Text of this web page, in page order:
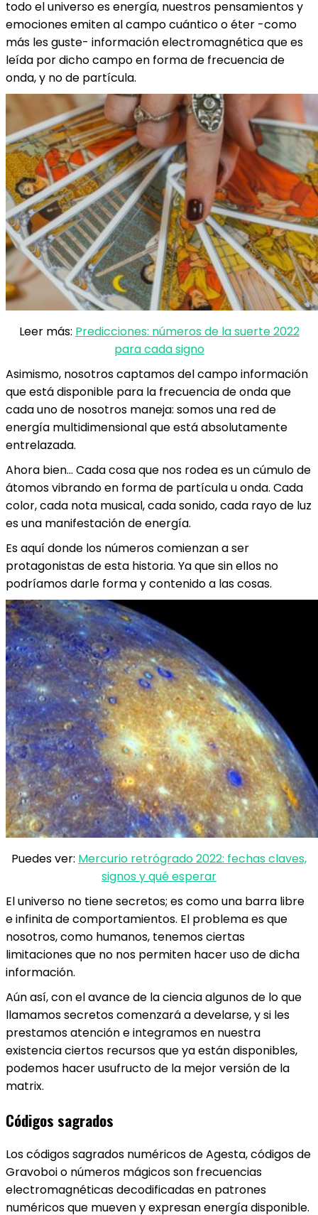
todo el universo es energía, nuestros pensamientos y
emociones emiten al campo cuántico o éter -como
más les guste- información electromagnéticaque es
leída por dicho campo en forma de frecuencia de
onda, y no de partícula.
Leer más: Predicciones: números de la suerte 2022
para cada signo
Asimismo, nosotros captamos del campo información
que está disponible para la frecuencia de onda que
cada uno de nosotros maneja: somos una red de
energía multidimensional que está absolutamente
entrelazada.
Ahora bien… Cada cosa que nos rodea es un cúmulo de
átomos vibrando en forma de partícula u onda. Cada
color, cada nota musical, cada sonido, cada rayo de luz
es una manifestación de energía.
Es aquí donde los números comienzan a ser
protagonistas de esta historia. Ya que sin ellos no
podríamos darle forma y contenido a las cosas.
Puedes ver: Mercurio retrógrado 2022: fechas claves,
signos y qué esperar
El universo no tiene secretos; es como una barra libre
e infinita de comportamientos. El problema es que
nosotros, como humanos, tenemos ciertas
limitaciones que no nos permiten hacer uso de dicha
información.
Aún así, con el avance de la ciencia algunos de lo que
llamamos secretos comenzará a develarse, y si les
prestamos atención e integramos en nuestra
existencia ciertos recursos que ya están disponibles,
podemos hacer usufructo de la mejor versión de la
matrix.
Códigos sagrados
Loscódigos sagrados numéricos de Agesta, códigos de
Gravoboi o números mágicos son frecuencias
electromagnéticas decodificadas en patrones
numéricos que mueven y expresan energía disponible.